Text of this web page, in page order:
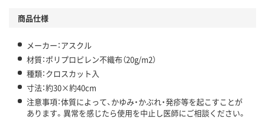
商品仕様
メーカー：アスクル
材質：ポリプロピレン不織布（20g/m2）
種類：クロスカット入
寸法：約30×約40cm
注意事項：体質によって、かゆみ・かぶれ・発疹等を起こすことが
あります。異常を感じたら使用を中止し医師にご相談ください。